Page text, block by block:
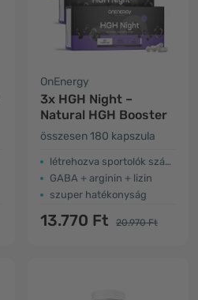
OnEnergy
3x HGH Night –
Natural HGH Booster
összesen 180 kapszula
létrehozva sportolók számára
GABA + arginin + lizin
szuper hatékonyság
13.770 Ft 20.970 Ft